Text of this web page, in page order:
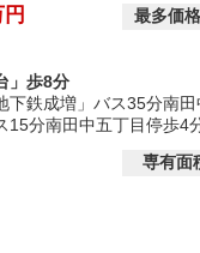
最多価
」歩8分
下鉄成増」バス35分南
15分南田中五丁目停歩4
専有面